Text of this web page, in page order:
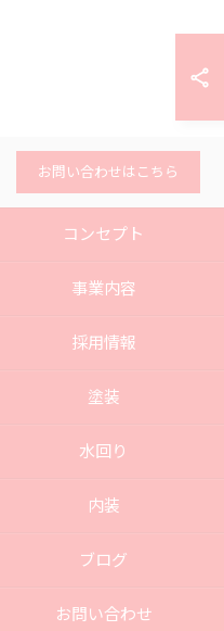
お問い合わせはこちら
コンセプト
事業内容
採用情報
塗装
水回り
内装
ブログ
お問い合わせ